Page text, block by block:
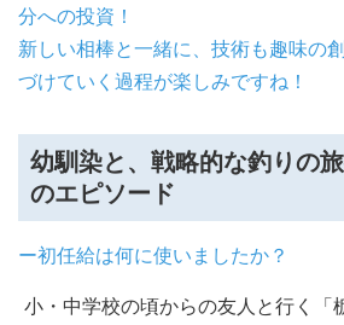
分への投資！
新しい相棒と一緒に、技術も趣味の
づけていく過程が楽しみですね！
幼馴染と、戦略的な釣りの
のエピソード
ー初任給は何に使いましたか？
小・中学校の頃からの友人と行く「